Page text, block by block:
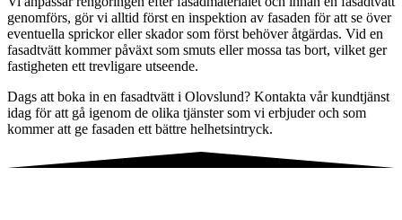
genomförs, gör vi alltid först en inspektion av fasaden för att se över
eventuella sprickor eller skador som först behöver åtgärdas. Vid en
fasadtvätt kommer påväxt som smuts eller mossa tas bort, vilket ger
fastigheten ett trevligare utseende.
Dags att boka in en fasadtvätt i Olovslund? Kontakta vår kundtjänst
idag för att gå igenom de olika tjänster som vi erbjuder och som
kommer att ge fasaden ett bättre helhetsintryck.